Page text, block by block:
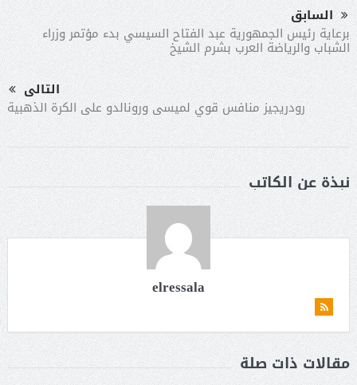
السابق
برعاية رئيس الجمهورية عبد الفتاح السيسي بدء مؤتمر وزراء
الشباب والرياضة العرب بشرم الشيخ
التالى
رودريجيز منافس قوي لميسى ورونالدو على الكرة الذهبية
نبذة عن الكاتب
elressala
مقالات ذات صلة